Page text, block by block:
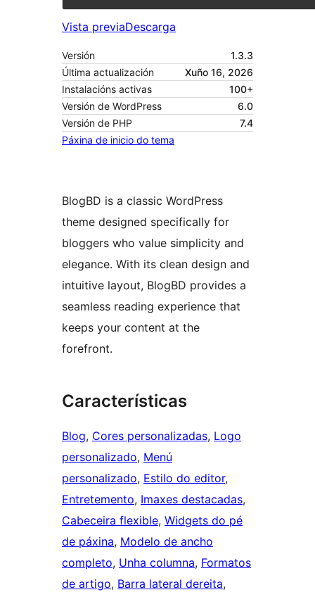
Vista previaDescarga
Versión
1.3.3
Última actualización
Xuño 16, 2026
Instalacións activas
100+
Versión de WordPress
6.0
Versión de PHP
7.4
Páxina de inicio do tema
BlogBD is a classic WordPress
theme designed specifically for
bloggers who value simplicity and
elegance. With its clean design and
intuitive layout, BlogBD provides a
seamless reading experience that
keeps your content at the
forefront.
Características
Blog, Cores personalizadas, Logo
personalizado, Menú
personalizado, Estilo do editor
Entretemento, Imaxes destacadas
Cabeceira flexible, Widgets do pé
de páxina, Modelo de ancho
completo, Unha columna, Formatos
de artigo, Barra lateral dereita